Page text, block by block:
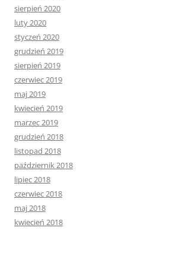
sierpień 2020
luty 2020
styczeń 2020
grudzień 2019
sierpień 2019
czerwiec 2019
maj 2019
kwiecień 2019
marzec 2019
grudzień 2018
listopad 2018
październik 2018
lipiec 2018
czerwiec 2018
maj 2018
kwiecień 2018